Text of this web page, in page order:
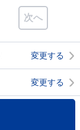
次へ
変更する
変更する